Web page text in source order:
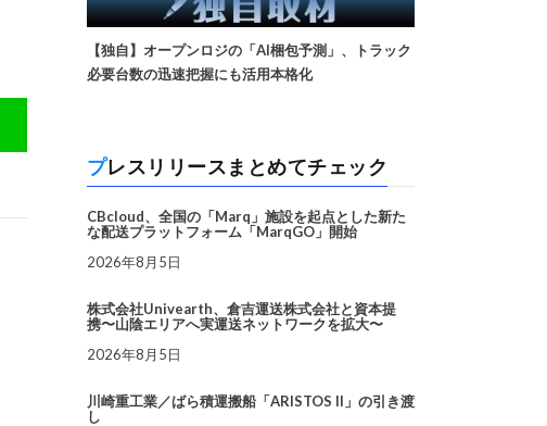
【独自】オープンロジの「AI梱包予測」、トラック
必要台数の迅速把握にも活用本格化
プレスリリースまとめてチェック
CBcloud、全国の「Marq」施設を起点とした新た
な配送プラットフォーム「MarqGO」開始
2026年8月5日
株式会社Univearth、倉吉運送株式会社と資本提
携〜山陰エリアへ実運送ネットワークを拡大〜
2026年8月5日
川崎重工業／ばら積運搬船「ARISTOS II」の引き渡
し